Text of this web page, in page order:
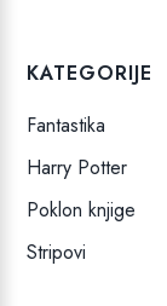
KATEGORIJE
Fantastika
Harry Potter
Poklon knjige
Stripovi